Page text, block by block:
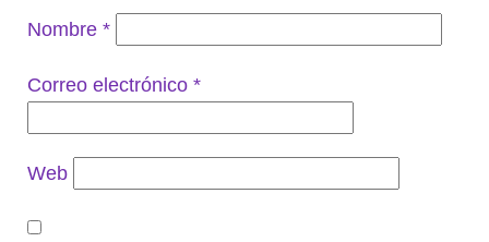
Nombre *
Correo electrónico *
Web